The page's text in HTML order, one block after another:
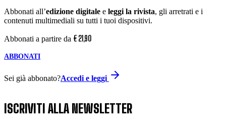
Abbonati all’edizione digitale e leggi la rivista, gli arretrati e i
contenuti multimediali su tutti i tuoi dispositivi.
Abbonati a partire da € 21,90
ABBONATI
Sei già abbonato?Accedi e leggi
ISCRIVITI ALLA NEWSLETTER